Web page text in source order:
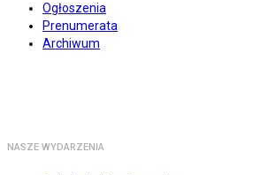
Ogłoszenia
Prenumerata
Archiwum
NASZE WYDARZENIA